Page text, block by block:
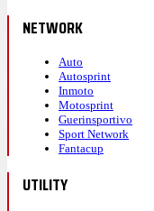
NETWORK
Auto
Autosprint
Inmoto
Motosprint
Guerinsportivo
Sport Network
Fantacup
UTILITY